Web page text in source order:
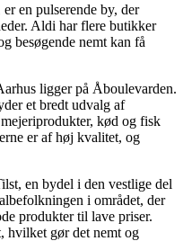
en pulserende by, der
Aldi har flere butikker
besøgende nemt kan få
ligger på Åboulevarden.
et bredt udvalg af
kød og fisk
er af høj kvalitet, og
en bydel i den vestlige del
i området, der
produkter til lave priser.
hvilket gør det nemt og